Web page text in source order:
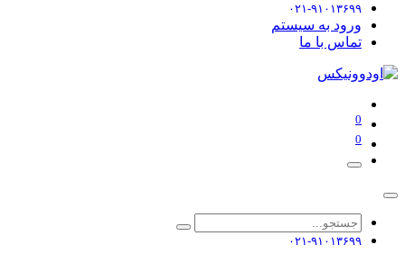
۰۲۱-۹۱۰۱۳۶۹۹
ورود به سیستم
تماس با ما
0
0
۰۲۱-۹۱۰۱۳۶۹۹